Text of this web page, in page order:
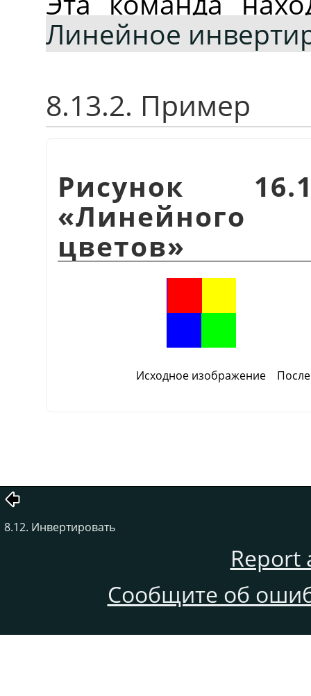
Линейное
8.13.2. Пример
Рисунок
«Линейного
цветов»
Исходное изображение
8.12. Инвертировать
Report
Сообщите об